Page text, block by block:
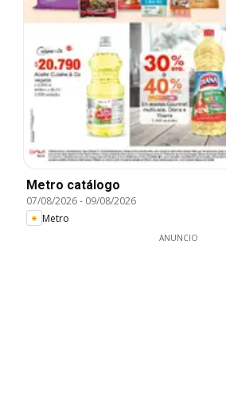
Metro catálogo
07/08/2026- 09/08/2026
Metro
ANUNCIO